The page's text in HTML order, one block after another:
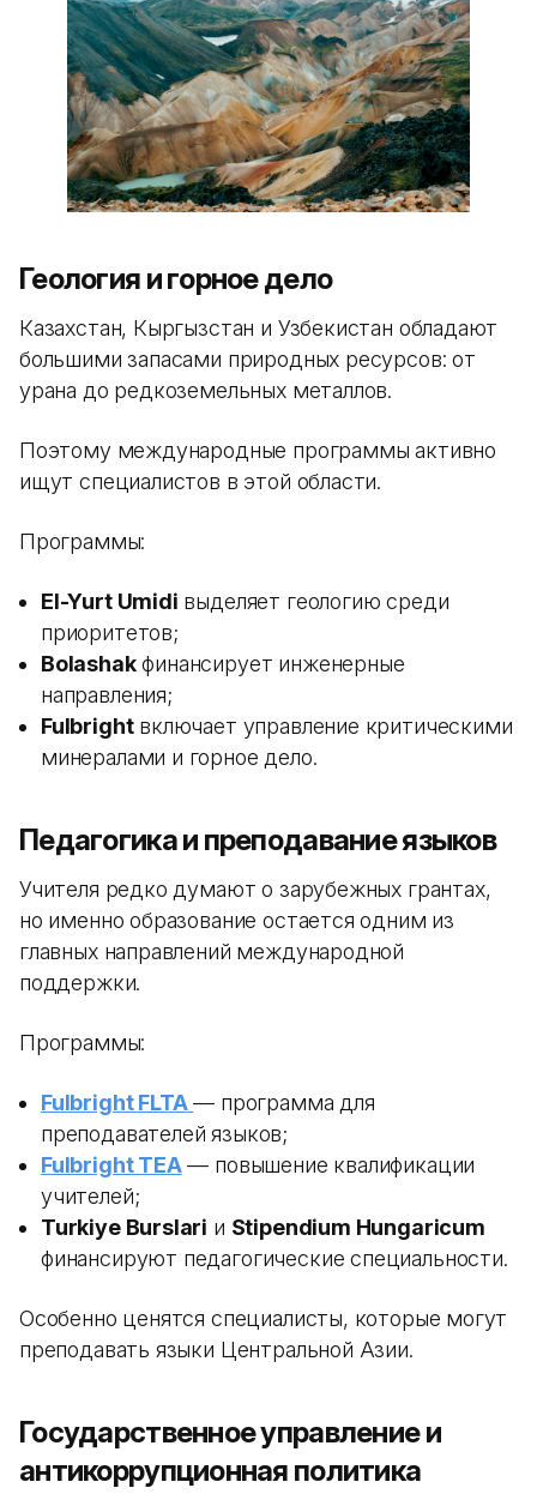
Геология и горное дело
Казахстан, Кыргызстан и Узбекистан обладают
большими запасами природных ресурсов: от
урана до редкоземельных металлов.
Поэтому международные программы активно
ищут специалистов в этой области.
Программы:
El-Yurt Umidi выделяет геологию среди
приоритетов;
Bolashakфинансирует инженерные
направления;
Fulbrightвключает управление критическими
минералами и горное дело.
Педагогика и преподавание языков
Учителя редко думают о зарубежных грантах,
но именно образование остается одним из
главных направлений международной
поддержки.
Программы:
Fulbright FLTA — программа для
преподавателей языков;
Fulbright TEA— повышение квалификации
учителей;
Turkiye Burslari и Stipendium Hungaricum
финансируют педагогические специальности.
Особенно ценятся специалисты, которые могут
преподавать языки Центральной Азии.
Государственное управление и
антикоррупционная политика